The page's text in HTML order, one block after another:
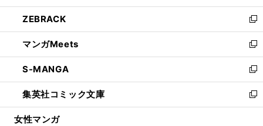
開
く
ウ
で
開
く
ン
ド
ウ
で
開
く
ウ
ィ
ン
ド
ウ
で
開
く
し
い
ウ
ィ
ン
ド
ウ
で
開
ZEBRACK
新
し
い
ウ
ィ
ン
ド
ウ
マンガMeets
新
し
い
ウ
ィ
ン
S-MANGA
新
し
い
ウ
集英社コミック文庫
新
し
女性マンガ